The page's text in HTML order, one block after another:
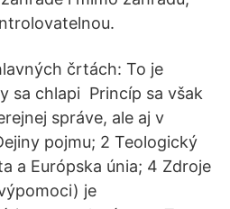
črtách: To je
sa chlapi Princíp sa však
správe, ale aj v
pojmu; 2 Teologický
a Európska únia; 4 Zdroje
je